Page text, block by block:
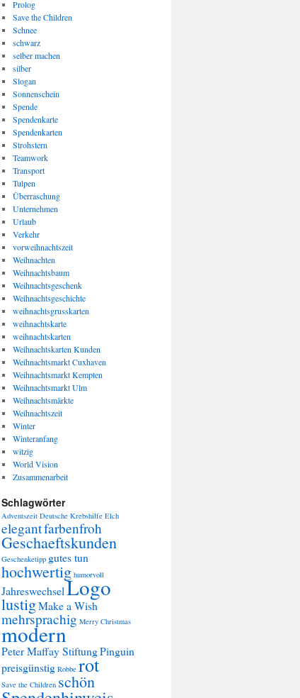
Prolog
Save the Children
Schnee
schwarz
selber machen
silber
Slogan
Sonnenschein
Spende
Spendenkarte
Spendenkarten
Strohstern
Teamwork
Transport
Tulpen
Überraschung
Unternehmen
Urlaub
Verkehr
vorweihnachtszeit
Weihnachten
Weihnachtsbaum
Weihnachtsgeschenk
Weihnachtsgeschichte
weihnachtsgrusskarten
weihnachtskarte
weihnachtskarten
Weihnachtskarten Kunden
Weihnachtsmarkt Cuxhaven
Weihnachtsmarkt Kempten
Weihnachtsmarkt Ulm
Weihnachtsmärkte
Weihnachtszeit
Winter
Winteranfang
witzig
World Vision
Zusammenarbeit
Schlagwörter
Adventszeit Deutsche Krebshilfe Elch
elegantfarbenfroh
Geschaeftskunden
Geschenketipp gutes tun
hochwertig humorvoll
JahreswechselLogo
lustigMake a Wish
mehrsprachig Merry Christmas
modern
Peter Maffay StiftungPinguin
preisgünstig Robbe rot
Save the Children schön